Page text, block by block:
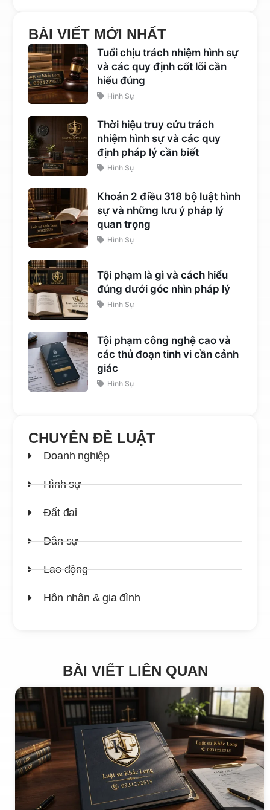
BÀI VIẾT MỚI NHẤT
Tuổi chịu trách nhiệm hình sự
và các quy định cốt lõi cần
hiểu đúng
Hình Sự
Thời hiệu truy cứu trách
nhiệm hình sự và các quy
định pháp lý cần biết
Hình Sự
Khoản 2 điều 318 bộ luật hình
sự và những lưu ý pháp lý
quan trọng
Hình Sự
Tội phạm là gì và cách hiểu
đúng dưới góc nhìn pháp lý
Hình Sự
Tội phạm công nghệ cao và
các thủ đoạn tinh vi cần cảnh
giác
Hình Sự
CHUYÊN ĐỀ LUẬT
Doanh nghiệp
Hình sự
Đất đai
Dân sự
Lao động
Hôn nhân & gia đình
BÀI VIẾT LIÊN QUAN